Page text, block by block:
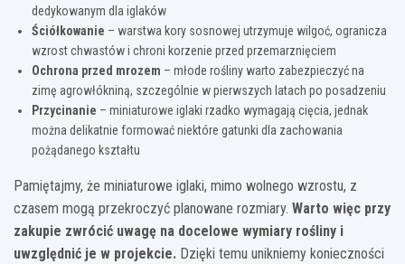
dedykowanym dla iglaków
Ściółkowanie – warstwa kory sosnowej utrzymuje wilgoć, ogranicza
wzrost chwastów i chroni korzenie przed przemarznięciem
Ochrona przed mrozem – młode rośliny warto zabezpieczyć na
zimę agrowłókniną, szczególnie w pierwszych latach po posadzeniu
Przycinanie – miniaturowe iglaki rzadko wymagają cięcia, jednak
można delikatnie formować niektóre gatunki dla zachowania
pożądanego kształtu
Pamiętajmy, że miniaturowe iglaki, mimo wolnego wzrostu, z
czasem mogą przekroczyć planowane rozmiary. Warto więc przy
zakupie zwrócić uwagę na docelowe wymiary rośliny i
uwzględnić je w projekcie. Dzięki temu unikniemy konieczności